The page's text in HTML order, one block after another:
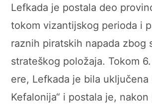
Lefkada je postala deo
tokom vizantijskog perioda i
raznih piratskih napada zbog
strateškog položaja. Tokom
ere, Lefkada je bila uključena
Kefalonija“ i postala je,